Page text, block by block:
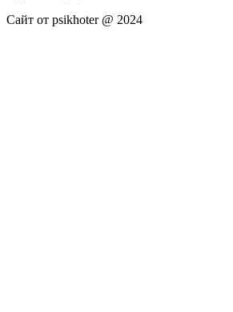
Сайт от psikhoter @ 2024